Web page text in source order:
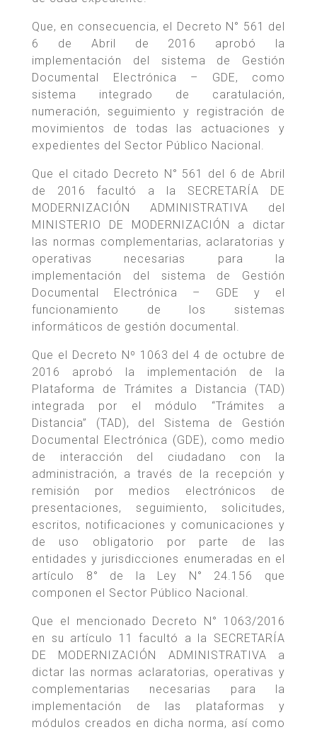
Que, en consecuencia, el Decreto N° 561 del
6 de Abril de 2016 aprobó la
implementación del sistema de Gestión
Documental Electrónica – GDE, como
sistema integrado de caratulación,
numeración, seguimiento y registración de
movimientos de todas las actuaciones y
expedientes del Sector Público Nacional.
Que el citado Decreto N° 561 del 6 de Abril
de 2016 facultó a la SECRETARÍA DE
MODERNIZACIÓN ADMINISTRATIVA del
MINISTERIO DE MODERNIZACIÓN a dictar
las normas complementarias, aclaratorias y
operativas necesarias para la
implementación del sistema de Gestión
Documental Electrónica – GDE y el
funcionamiento de los sistemas
informáticos de gestión documental.
Que el Decreto Nº 1063 del 4 de octubre de
2016 aprobó la implementación de la
Plataforma de Trámites a Distancia (TAD)
integrada por el módulo “Trámites a
Distancia” (TAD), del Sistema de Gestión
Documental Electrónica (GDE), como medio
de interacción del ciudadano con la
administración, a través de la recepción y
remisión por medios electrónicos de
presentaciones, seguimiento, solicitudes,
escritos, notificaciones y comunicaciones y
de uso obligatorio por parte de las
entidades y jurisdicciones enumeradas en el
artículo 8° de la Ley N° 24.156 que
componen el Sector Público Nacional.
Que el mencionado Decreto N° 1063/2016
en su artículo 11 facultó a la SECRETARÍA
DE MODERNIZACIÓN ADMINISTRATIVA a
dictar las normas aclaratorias, operativas y
complementarias necesarias para la
implementación de las plataformas y
módulos creados en dicha norma, así como